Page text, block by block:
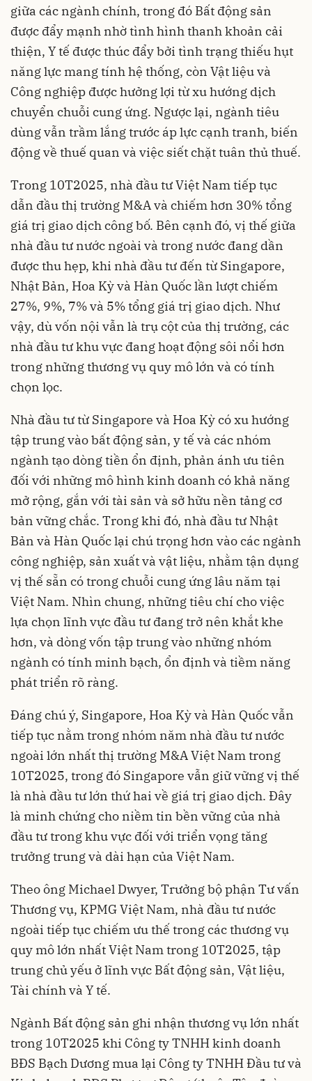
giữa các ngành chính, trong đó Bất động sản
được đẩy mạnh nhờ tình hình thanh khoản cải
thiện, Y tế được thúc đẩy bởi tình trạng thiếu hụt
năng lực mang tính hệ thống, còn Vật liệu và
Công nghiệp được hưởng lợi từ xu hướng dịch
chuyển chuỗi cung ứng. Ngược lại, ngành tiêu
dùng vẫn trầm lắng trước áp lực cạnh tranh, biến
động về thuế quan và việc siết chặt tuân thủ thuế.
Trong 10T2025, nhà đầu tư Việt Nam tiếp tục
dẫn đầu thị trường M&A và chiếm hơn 30% tổng
giá trị giao dịch công bố. Bên cạnh đó, vị thế giữa
nhà đầu tư nước ngoài và trong nước đang dần
được thu hẹp, khi nhà đầu tư đến từ Singapore,
Nhật Bản, Hoa Kỳ và Hàn Quốc lần lượt chiếm
27%, 9%, 7% và 5% tổng giá trị giao dịch. Như
vậy, dù vốn nội vẫn là trụ cột của thị trường, các
nhà đầu tư khu vực đang hoạt động sôi nổi hơn
trong những thương vụ quy mô lớn và có tính
chọn lọc.
Nhà đầu tư từ Singapore và Hoa Kỳ có xu hướng
tập trung vào bất động sản, y tế và các nhóm
ngành tạo dòng tiền ổn định, phản ánh ưu tiên
đối với những mô hình kinh doanh có khả năng
mở rộng, gắn với tài sản và sở hữu nền tảng cơ
bản vững chắc. Trong khi đó, nhà đầu tư Nhật
Bản và Hàn Quốc lại chú trọng hơn vào các ngành
công nghiệp, sản xuất và vật liệu, nhằm tận dụng
vị thế sẵn có trong chuỗi cung ứng lâu năm tại
Việt Nam. Nhìn chung, những tiêu chí cho việc
lựa chọn lĩnh vực đầu tư đang trở nên khắt khe
hơn, và dòng vốn tập trung vào những nhóm
ngành có tính minh bạch, ổn định và tiềm năng
phát triển rõ ràng.
Đáng chú ý, Singapore, Hoa Kỳ và Hàn Quốc vẫn
tiếp tục nằm trong nhóm năm nhà đầu tư nước
ngoài lớn nhất thị trường M&A Việt Nam trong
10T2025, trong đó Singapore vẫn giữ vững vị thế
là nhà đầu tư lớn thứ hai về giá trị giao dịch. Đây
là minh chứng cho niềm tin bền vững của nhà
đầu tư trong khu vực đối với triển vọng tăng
trưởng trung và dài hạn của Việt Nam.
Theo ông Michael Dwyer, Trưởng bộ phận Tư vấn
Thương vụ, KPMG Việt Nam, nhà đầu tư nước
ngoài tiếp tục chiếm ưu thế trong các thương vụ
quy mô lớn nhất Việt Nam trong 10T2025, tập
trung chủ yếu ở lĩnh vực Bất động sản, Vật liệu,
Tài chính và Y tế.
Ngành Bất động sản ghi nhận thương vụ lớn nhất
trong 10T2025 khi Công ty TNHH kinh doanh
BĐS Bạch Dương mua lại Công ty TNHH Đầu tư và